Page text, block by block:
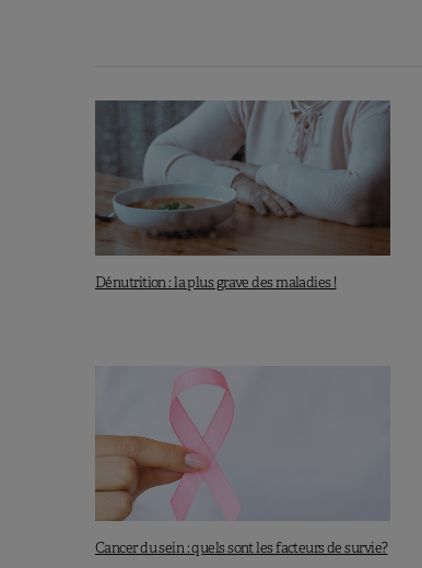
Dénutrition : la plus grave des maladies !
Cancer du sein : quels sont les facteurs de survie?